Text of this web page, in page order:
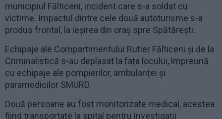
municipiul Fălticeni, incident care s-a soldat cu
victime. Impactul dintre cele două autoturisme s-a
produs frontal, la ieșirea din oraș spre Spătărești.
Echipaje ale Compartimentului Rutier Fălticeni și de la
Criminalistică s-au deplasat la fața locului, împreună
cu echipaje ale pompierilor, ambulanței și
paramedicilor SMURD.
Două persoane au fost monitorizate medical, acestea
fiind transportate la spital pentru investigații